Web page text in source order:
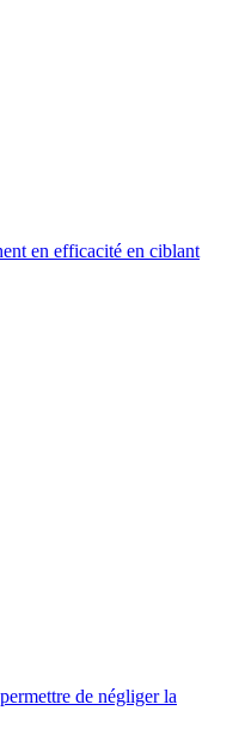
en efficacité en ciblant
de négliger la